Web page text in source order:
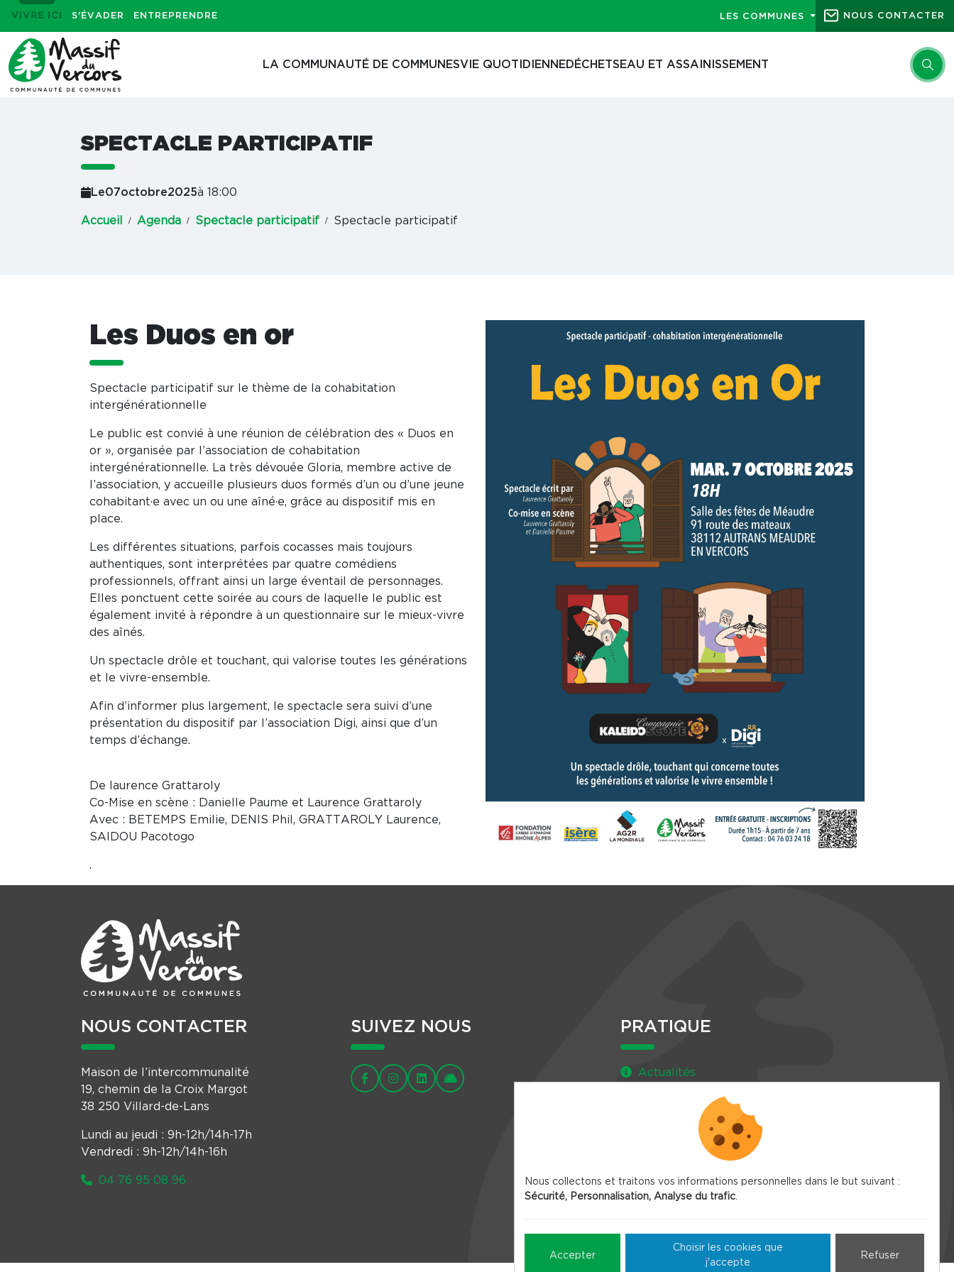
VIVRE ICI S'ÉVADER ENTREPRENDRE LES COMMUNES NOUS CONTACTER
LA COMMUNAUTÉ DE COMMUNESVIE QUOTIDIENNEDÉCHETS EAU ET ASSAINISSEMENT
SPECTACLE PARTICIPATIF
Le07octobre2025à 18:00
Accueil Agenda Spectacle participatif Spectacle participatif
Les Duos en or
Spectacle participatif sur le thème de la cohabitation
intergénérationnelle
Le public est convié à une réunion de célébration des « Duos en
or », organisée par l’association de cohabitation
intergénérationnelle. La très dévouée Gloria, membre active de
l’association, y accueille plusieurs duos formés d’un ou d’une jeune
cohabitant·e avec un ou une aîné·e, grâce au dispositif mis en
place.
Les différentes situations, parfois cocasses mais toujours
authentiques, sont interprétées par quatre comédiens
professionnels, offrant ainsi un large éventail de personnages.
Elles ponctuent cette soirée au cours de laquelle le public est
également invité à répondre à un questionnaire sur le mieux-vivre
des aînés.
Un spectacle drôle et touchant, qui valorise toutes les générations
et le vivre-ensemble.
Afin d’informer plus largement, le spectacle sera suivi d’une
présentation du dispositif par l’association Digi, ainsi que d’un
temps d’échange.
De laurence Grattaroly
Co-Mise en scène : Danielle Paume et Laurence Grattaroly
Avec : BETEMPS Emilie, DENIS Phil, GRATTAROLY Laurence,
SAIDOU Pacotogo
.
NOUS CONTACTER
Maison de l’intercommunalité
19, chemin de la Croix Margot
38 250 Villard-de-Lans
Lundi au jeudi : 9h-12h/14h-17h
Vendredi : 9h-12h/14h-16h
04 76 95 08 96
SUIVEZ NOUS PRATIQUE
Actualités
Newsletter
Nous collectons et traitons vos informations personnelles dans le but suivant :
Sécurité, Personnalisation, Analyse du trafic.
Accepter Refuser
Choisir les cookies que
j'accepte